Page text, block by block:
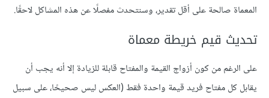
المعماة صالحة على أقل تقدير، وسنتحدث مفصلًا عن هذه المشاكل لاحقًا.
تحديث قيم خريطة معماة
على الرغم من كون أزواج القيمة والمفتاح قابلة للزيادة إلا أنه يجب أن
يقابل كل مفتاح فريد قيمة واحدة فقط (العكس ليس صحيحًا، على سبيل